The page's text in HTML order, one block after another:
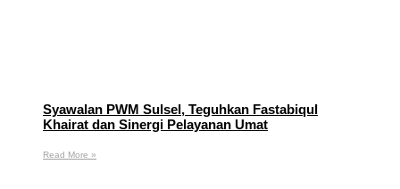
Syawalan PWM Sulsel, Teguhkan Fastabiqul
Khairat dan Sinergi Pelayanan Umat
Read More »